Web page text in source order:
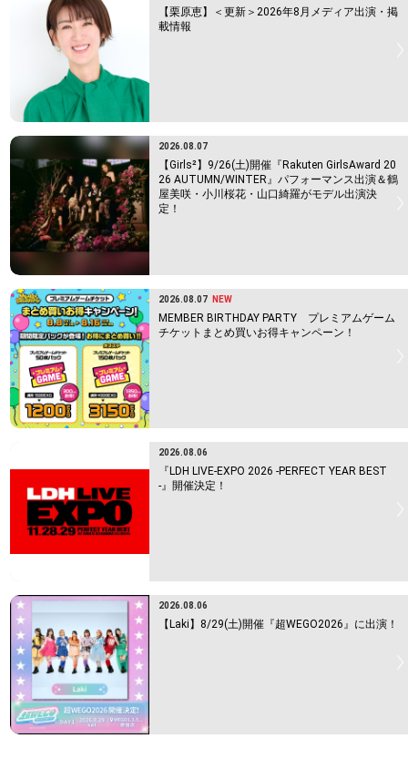
【栗原恵】＜更新＞2026年8月メディア出演・掲
載情報
2026.08.07
【Girls²】9/26(土)開催『Rakuten GirlsAward 20
26 AUTUMN/WINTER』パフォーマンス出演＆鶴
屋美咲・小川桜花・山口綺羅がモデル出演決
定！
2026.08.07 NEW
MEMBER BIRTHDAY PARTY プレミアムゲーム
チケットまとめ買いお得キャンペーン！
2026.08.06
『LDH LIVE-EXPO 2026 -PERFECT YEAR BEST
-』開催決定！
2026.08.06
【Laki】8/29(土)開催『超WEGO2026』に出演！